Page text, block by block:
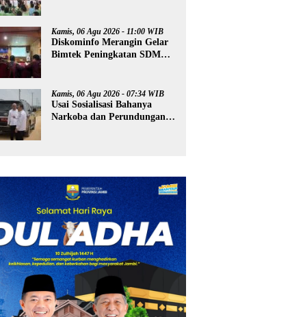
Kamis, 06 Agu 2026 - 11:00 WIB
Diskominfo Merangin Gelar
Bimtek Peningkatan SDM
Kamis, 06 Agu 2026 - 07:34 WIB
Usai Sosialisasi Bahanya
Narkoba dan Perundungan,